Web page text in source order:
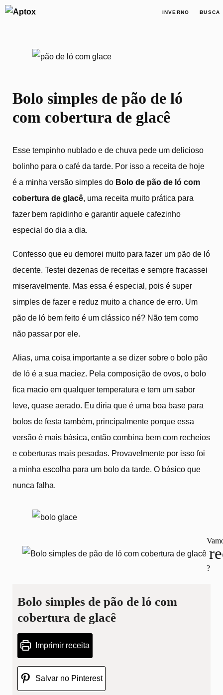
INVERNO BUSCA
Bolo simples de pão de ló
Bolo simples de pão de ló
com cobertura de glacê
Esse tempinho nublado e de chuva pede um delicioso
bolinho para o café da tarde. Por isso a receita de hoje
é a minha versão simples do Bolo de pão de ló com
cobertura de glacê, uma receita muito prática para
fazer bem rapidinho e garantir aquele cafezinho
especial do dia a dia.
Confesso que eu demorei muito para fazer um pão de ló
decente. Testei dezenas de receitas e sempre fracassei
miseravelmente. Mas essa é especial, pois é super
simples de fazer e reduz muito a chance de erro. Um
pão de ló bem feito é um clássico né? Não tem como
não passar por ele.
Alias, uma coisa importante a se dizer sobre o bolo pão
de ló é a sua maciez. Pela composição de ovos, o bolo
fica macio em qualquer temperatura e tem um sabor
leve, quase aerado. Eu diria que é uma boa base para
bolos de festa também, principalmente porque essa
versão é mais básica, então combina bem com recheios
e coberturas mais pesadas. Provavelmente por isso foi
a minha escolha para um bolo da tarde. O básico que
nunca falha.
?
Bolo simples de pão de ló com
cobertura de glacê
Imprimir receita
Salvar no Pinterest